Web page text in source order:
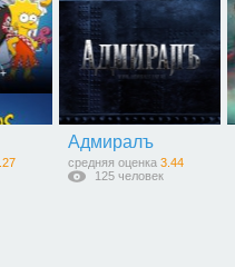
Адмиралъ
средняя оценка 3.44
125 человек